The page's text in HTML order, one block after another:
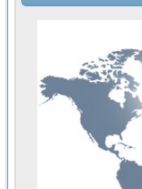
Передовые